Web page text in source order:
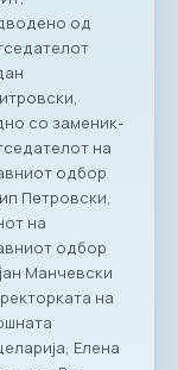
Business ICT Forum“.
Овој форум
организирана
„business bridge“
платформа помеѓу
македонскиот и
грчкиот ИКТ
сектор, со цел
поттикнување на
регионалниот
раст, отворање
нови пазари и
воспоставување